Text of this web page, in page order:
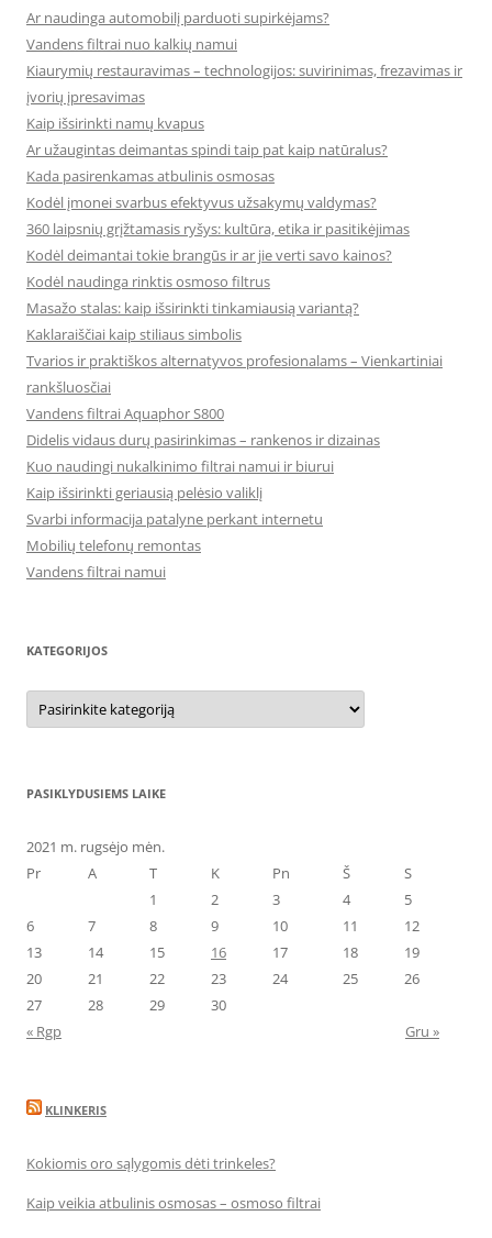
Ar naudinga automobilį parduoti supirkėjams?
Vandens filtrai nuo kalkių namui
Kiaurymių restauravimas – technologijos: suvirinimas, frezavimas ir
įvorių įpresavimas
Kaip išsirinkti namų kvapus
Ar užaugintas deimantas spindi taip pat kaip natūralus?
Kada pasirenkamas atbulinis osmosas
Kodėl įmonei svarbus efektyvus užsakymų valdymas?
360 laipsnių grįžtamasis ryšys: kultūra, etika ir pasitikėjimas
Kodėl deimantai tokie brangūs ir ar jie verti savo kainos?
Kodėl naudinga rinktis osmoso filtrus
Masažo stalas: kaip išsirinkti tinkamiausią variantą?
Kaklaraiščiai kaip stiliaus simbolis
Tvarios ir praktiškos alternatyvos profesionalams – Vienkartiniai
rankšluosčiai
Vandens filtrai Aquaphor S800
Didelis vidaus durų pasirinkimas – rankenos ir dizainas
Kuo naudingi nukalkinimo filtrai namui ir biurui
Kaip išsirinkti geriausią pelėsio valiklį
Svarbi informacija patalyne perkant internetu
Mobilių telefonų remontas
Vandens filtrai namui
KATEGORIJOS
Kategorijos
PASIKLYDUSIEMS LAIKE
2021 m. rugsėjo mėn.
Pr
A T K Pn Š
S
1
2 3 4
5
6
7 8 9 10 11
12
13
14 15 16 17 18
19
20
21 22 23 24 25
26
27
28 29
30
« Rgp
Gru »
KLINKERIS
Kokiomis oro sąlygomis dėti trinkeles?
Kaip veikia atbulinis osmosas – osmoso filtrai